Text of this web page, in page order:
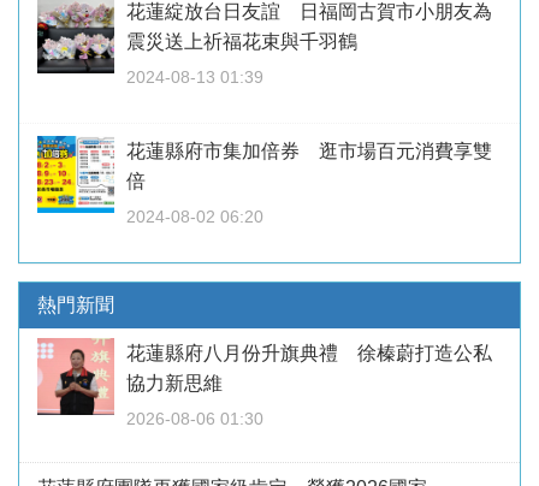
花蓮綻放台日友誼 日福岡古賀市小朋友為
震災送上祈福花束與千羽鶴
2024-08-13 01:39
花蓮縣府市集加倍券 逛市場百元消費享雙
倍
2024-08-02 06:20
熱門新聞
花蓮縣府八月份升旗典禮 徐榛蔚打造公私
協力新思維
2026-08-06 01:30